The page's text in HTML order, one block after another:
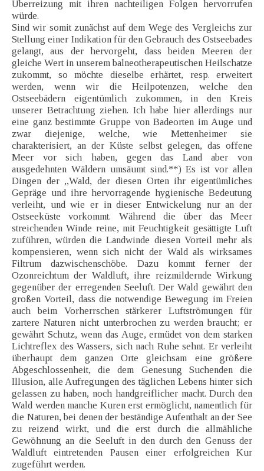
Überreizung mit ihren nachteiligen Folgen hervorrufen
würde.
Sind wir somit zunächst auf dem Wege des Vergleichs zur
Stellung einer Indikation für den Gebrauch des Ostseebades
gelangt, aus der hervorgeht, dass beiden Meeren der
gleiche Wert in unserem balneotherapeutischen Heilschatze
zukommt, so möchte dieselbe erhärtet, resp. erweitert
werden, wenn wir die Heilpotenzen, welche den
Ostseebädern eigentümlich zukommen, in den Kreis
unserer Betrachtung ziehen. Ich habe hier allerdings nur
eine ganz bestimmte Gruppe von Badeorten im Auge und
zwar diejenige, welche, wie Mettenheimer sie
charakterisiert, an der Küste selbst gelegen, das offene
Meer vor sich haben, gegen das Land aber von
ausgedehnten Wäldern umsäumt sind.**) Es ist vor allen
Dingen der „Wald, der diesen Orten ihr eigentümliches
Gepräge und ihre hervorragende hygienische Bedeutung
verleiht, und wie er in dieser Entwickelung nur an der
Ostseeküste vorkommt. Während die über das Meer
streichenden Winde reine, mit Feuchtigkeit gesättigte Luft
zuführen, würden die Landwinde diesen Vorteil mehr als
kompensieren, wenn sich nicht der Wald als wirksames
Filtrum dazwischenschöbe. Dazu kommt ferner der
Ozonreichtum der Waldluft, ihre reizmildernde Wirkung
gegenüber der erregenden Seeluft. Der Wald gewährt den
großen Vorteil, dass die notwendige Bewegung im Freien
auch beim Vorherrschen stärkerer Luftströmungen für
zartere Naturen nicht unterbrochen zu werden braucht; er
gewährt Schutz, wenn das Auge, ermüdet von dem starken
Lichtreflex des Wassers, sich nach Ruhe sehnt. Er verleiht
überhaupt dem ganzen Orte gleichsam eine größere
Abgeschlossenheit, die dem Genesung Suchenden die
Illusion, alle Aufregungen des täglichen Lebens hinter sich
gelassen zu haben, noch handgreiflicher macht. Durch den
Wald werden manche Kuren erst ermöglicht, namentlich für
die Naturen, bei denen der beständige Aufenthalt an der See
zu reizend wirkt, und die erst durch die allmähliche
Gewöhnung an die Seeluft in den durch den Genuss der
Waldluft eintretenden Pausen einer erfolgreichen Kur
zugeführt werden.